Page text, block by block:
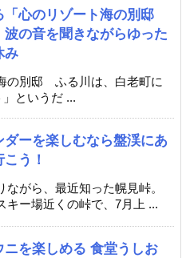
「心のリゾート海の別邸
波の音を聞きながらゆった
み
の別邸 ふる川は、白老町に
というだ ...
ダーを楽しむなら盤渓にあ
う！
ながら、最近知った幌見峠。
キー場近くの峠で、7月上 ...
ニを楽しめる 食堂うしお